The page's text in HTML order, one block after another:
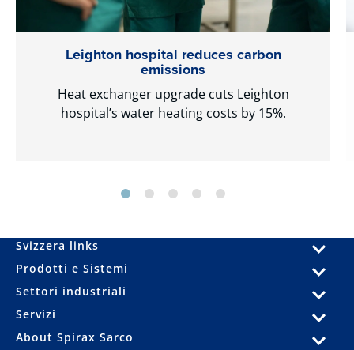
Leighton hospital reduces carbon
emissions
Heat exchanger upgrade cuts Leighton
hospital’s water heating costs by 15%.
Svizzera links
Prodotti e Sistemi
Settori industriali
Servizi
About Spirax Sarco